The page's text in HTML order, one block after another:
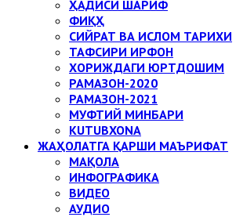
ҲАДИСИ ШАРИФ
ФИҚҲ
СИЙРАТ ВА ИСЛОМ ТАРИХИ
ТАФСИРИ ИРФОН
ХОРИЖДАГИ ЮРТДОШИМ
РАМАЗОН-2020
РАМАЗОН-2021
МУФТИЙ МИНБАРИ
KUTUBXONA
ЖАҲОЛАТГА ҚАРШИ МАЪРИФАТ
МАҚОЛА
ИНФОГРАФИКА
ВИДЕО
АУДИО